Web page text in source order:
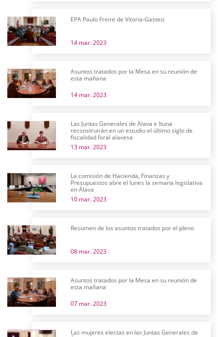
EPA Paulo Freire de Vitoria-Gasteiz
14 mar. 2023
Asuntos tratados por la Mesa en su reunión de
esta mañana
14 mar. 2023
Las Juntas Generales de Álava e Ituna
reconstruirán en un estudio el último siglo de
fiscalidad foral alavesa
13 mar. 2023
La comisión de Hacienda, Finanzas y
Presupuestos abre el lunes la semana legislativa
en Álava
10 mar. 2023
Resumen de los asuntos tratados por el pleno
08 mar. 2023
Asuntos tratados por la Mesa en su reunión de
esta mañana
07 mar. 2023
Las mujeres electas en las Juntas Generales de